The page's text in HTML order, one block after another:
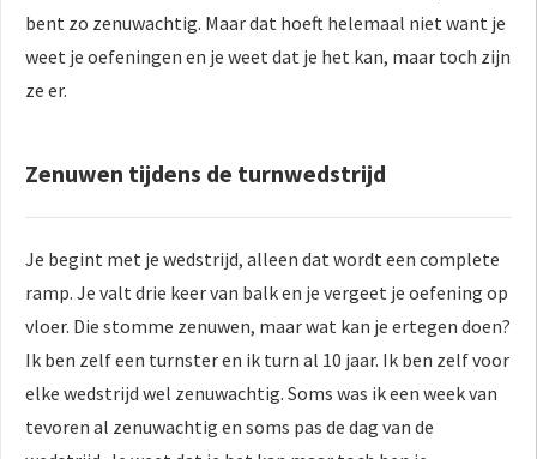
bent zo zenuwachtig. Maar dat hoeft helemaal niet want je
weet je oefeningen en je weet dat je het kan, maar toch zijn
ze er.
Zenuwen tijdens de turnwedstrijd
Je begint met je wedstrijd, alleen dat wordt een complete
ramp. Je valt drie keer van balk en je vergeet je oefening op
vloer. Die stomme zenuwen, maar wat kan je ertegen doen?
Ik ben zelf een turnster en ik turn al 10 jaar. Ik ben zelf voor
elke wedstrijd wel zenuwachtig. Soms was ik een week van
tevoren al zenuwachtig en soms pas de dag van de